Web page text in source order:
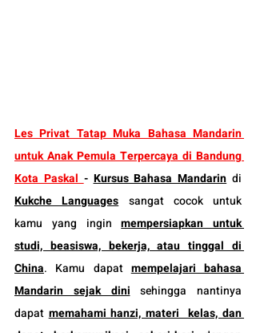
Les Privat Tatap Muka Bahasa Mandarin
untuk Anak Pemula Terpercaya di Bandung
Kota Paskal - Kursus Bahasa Mandarin
Kukche Languages sangat cocok untuk
kamu yang ingin mempersiapkan untuk
studi, beasiswa, bekerja, atau tinggal di
China. Kamu dapat mempelajari bahasa
Mandarin sejak dini sehingga nantinya
dapat memahami hanzi, materi  kelas, dan